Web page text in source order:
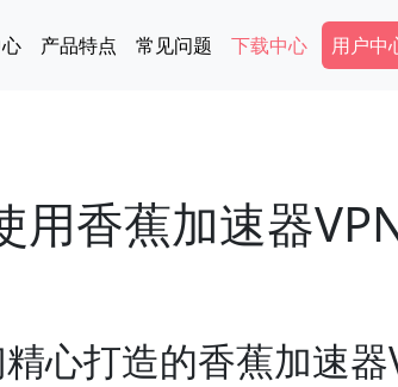
产品特点 常见问题 下载中心 用户中
用香蕉加速器
心打造的香蕉加速